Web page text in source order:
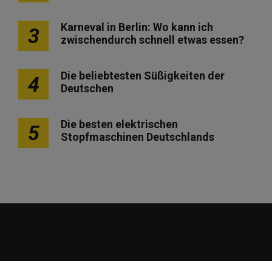
3
Karneval in Berlin: Wo kann ich
zwischendurch schnell etwas essen?
4
Die beliebtesten Süßigkeiten der
Deutschen
5
Die besten elektrischen
Stopfmaschinen Deutschlands